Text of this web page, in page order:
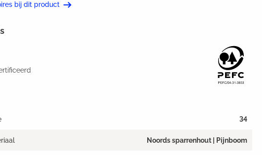
bij dit product
34
Noords sparrenhout | Pijnboom